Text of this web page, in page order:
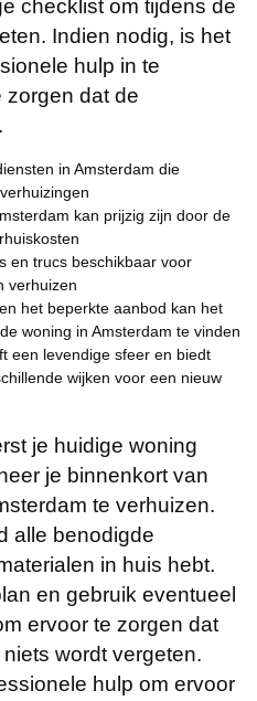
checklist om tijdens de
Indien nodig, is het
hulp in te
zorgen dat de
in Amsterdam die
kan prijzig zijn door de
en trucs beschikbaar voor
verhuizen
het beperkte aanbod kan het
woning in Amsterdam te vinden
een levendige sfeer en biedt
wijken voor een nieuw
je huidige woning
je binnenkort van
te verhuizen.
alle benodigde
in huis hebt.
en gebruik eventueel
ervoor te zorgen dat
wordt vergeten.
hulp om ervoor